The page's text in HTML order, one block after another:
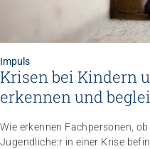
Impuls
Krisen bei Kindern
erkennen und
Wie erkennen Fachpersonen,
Jugendliche:r in einer Krise